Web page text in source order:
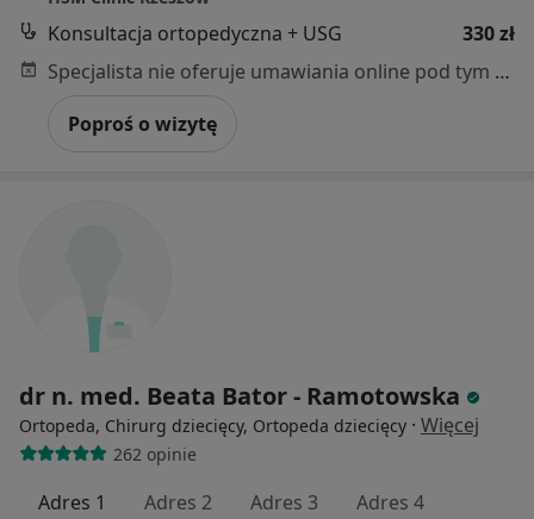
Konsultacja ortopedyczna + USG
330 zł
Specjalista nie oferuje umawiania online pod tym adresem.
Poproś o wizytę
dr n. med. Beata Bator - Ramotowska
Ortopeda, Chirurg dziecięcy, Ortopeda dziecięcy · Więcej
262 opinie
Adres 1 Adres 2 Adres 3 Adres 4